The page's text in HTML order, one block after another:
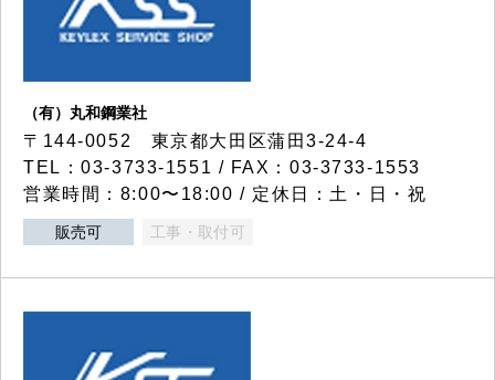
（有）丸和鋼業社
〒144-0052 東京都大田区蒲田3-24-4
TEL：03-3733-1551 / FAX：03-3733-1553
営業時間：8:00〜18:00 / 定休日：土・日・祝
販売可 工事・取付可